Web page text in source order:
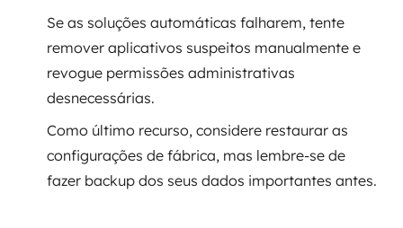
FinOps
Billing Cloud
Gestão de infraestrutura
Escalar com segurança
Se as soluções automáticas falharem, tente
remover aplicativos suspeitos manualmente e
revogue permissões administrativas
desnecessárias.
Como último recurso, considere restaurar as
configurações de fábrica, mas lembre-se de
fazer backup dos seus dados importantes antes.